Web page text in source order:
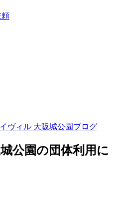
頼
ヴィル 大阪城公園ブログ
公園の団体利用に